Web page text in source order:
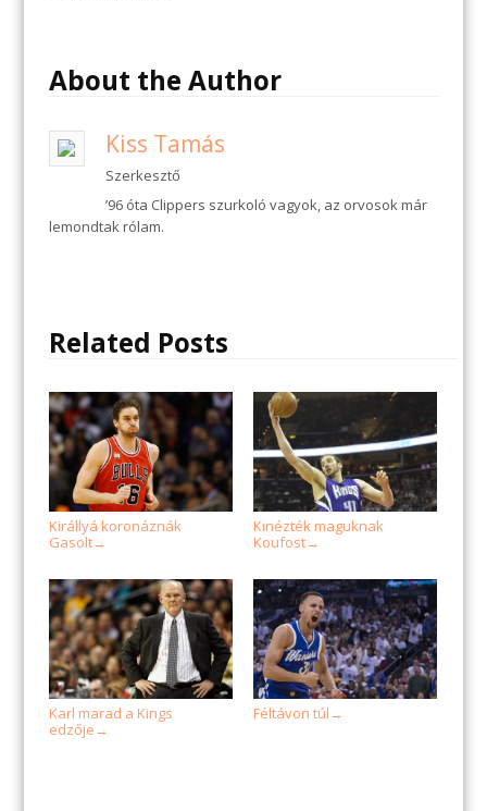
About the Author
Kiss Tamás
Szerkesztő
’96 óta Clippers szurkoló vagyok, az orvosok már
lemondtak rólam.
Related Posts
Királlyá koronáznák
Gasolt→
Kinézték maguknak
Koufost→
Karl marad a Kings
edzője →
Féltávon túl →